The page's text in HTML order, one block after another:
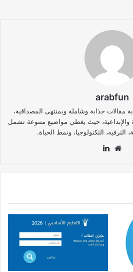
arabfun
جذابة وشاملة وبمنتهى المصداقية،
والإبداعية، حيث يغطي مواضيع متنوعة تشمل
الترفيه، التكنولوجيا، ونمط الحياة.
موقع